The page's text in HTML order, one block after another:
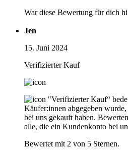
War diese Bewertung für dich
Jen
15. Juni 2024
Verifizierter Kauf
"Verifizierter Kauf“
Käufer:innen abgegeben
bei uns gekauft haben.
alle, die ein Kundenkonto bei
Bewertet mit 2 von 5 Sternen.